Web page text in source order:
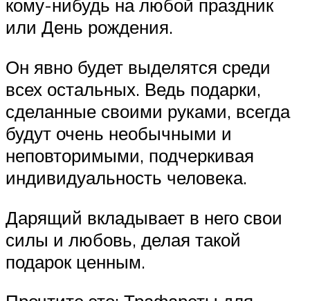
кому-нибудь на любой праздник
или День рождения.
Он явно будет выделятся среди
всех остальных. Ведь подарки,
сделанные своими руками, всегда
будут очень необычными и
неповторимыми, подчеркивая
индивидуальность человека.
Дарящий вкладывает в него свои
силы и любовь, делая такой
подарок ценным.